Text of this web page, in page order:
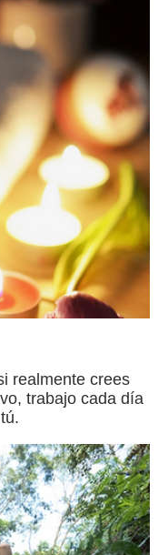
realmente crees
trabajo cada día